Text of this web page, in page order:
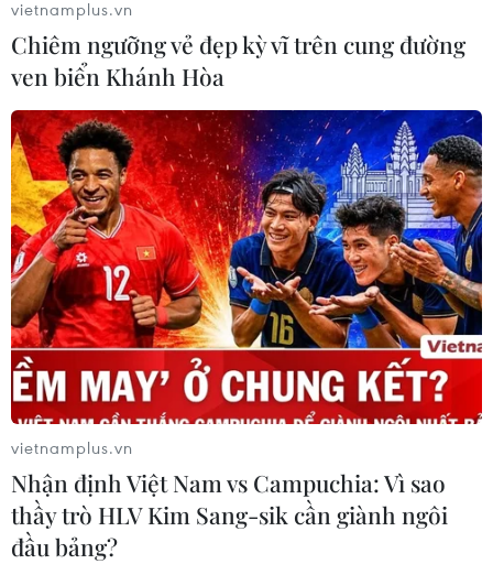
Công nghệ AI từ OPES gây ấn tượng tại Vietnam
Insurance Summit 2026
05/08/2026 08:10
Từ thương cảng Sài Gòn đến trung tâm tài chính
quốc tế nhìn từ Vietcombank Tower
05/08/2026 08:09
vietnamplus.vn
Chiêm ngưỡng vẻ đẹp kỳ vĩ trên cung đường
ven biển Khánh Hòa
vietnamplus.vn
Nhận định Việt Nam vs Campuchia: Vì sao
thầy trò HLV Kim Sang-sik cần giành ngôi
đầu bảng?